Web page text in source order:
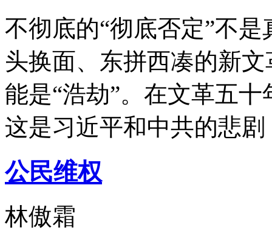
不彻底的“彻底否定”不
头换面、东拼西凑的新
能是“浩劫”。在文革五
这是习近平和中共的悲
公民维权
林傲霜